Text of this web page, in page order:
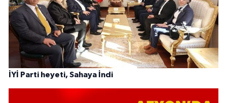
İYİ Parti heyeti, Sahaya İndi